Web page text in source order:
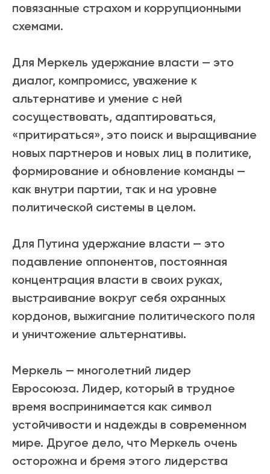
повязанные страхом и коррупционными
схемами.
Для Меркель удержание власти — это
диалог, компромисс, уважение к
альтернативе и умение с ней
сосуществовать, адаптироваться,
«притираться», это поиск и выращивание
новых партнеров и новых лиц в политике,
формирование и обновление команды —
как внутри партии, так и на уровне
политической системы в целом.
Для Путина удержание власти — это
подавление оппонентов, постоянная
концентрация власти в своих руках,
выстраивание вокруг себя охранных
кордонов, выжигание политического поля
и уничтожение альтернативы.
Меркель — многолетний лидер
Евросоюза. Лидер, который в трудное
время воспринимается как символ
устойчивости и надежды в современном
мире. Другое дело, что Меркель очень
осторожна и бремя этого лидерства